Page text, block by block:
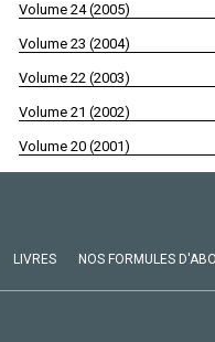
Volume 24 (2005)
Volume 23 (2004)
Volume 22 (2003)
Volume 21 (2002)
Volume 20 (2001)
LIVRES NOS FORMULES